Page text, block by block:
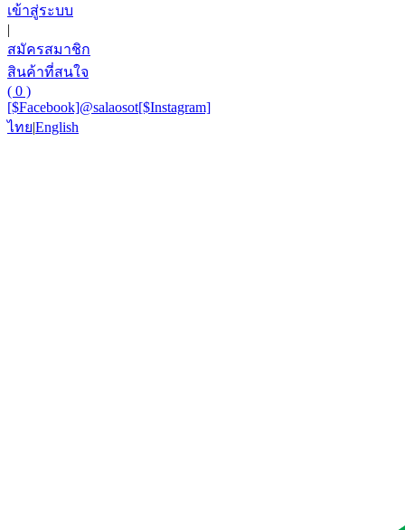
เข้าสู่ระบบ
|
สมัครสมาชิก
สินค้าที่สนใจ
( 0 )
[$Facebook]@salaosot[$Instagram]
ไทย|English